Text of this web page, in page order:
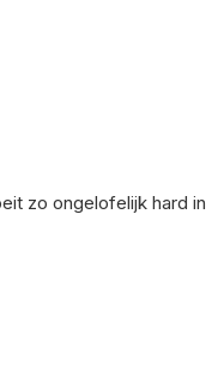
zo ongelofelijk hard in